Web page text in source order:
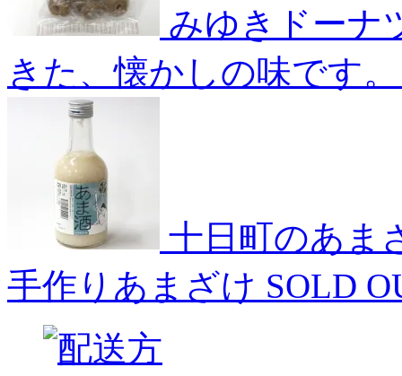
みゆきドーナ
きた、懐かしの味です。
十日町のあま
手作りあまざけ SOLD